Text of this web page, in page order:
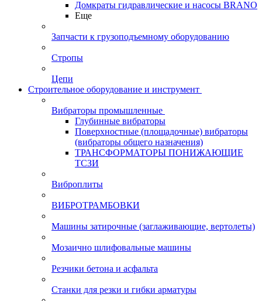
Домкраты гидравлические и насосы BRANO
Еще
Запчасти к грузоподъемному оборудованию
Стропы
Цепи
Строительное оборудование и инструмент
Вибраторы промышленные
Глубинные вибраторы
Поверхностные (площадочные) вибраторы
(вибраторы общего назначения)
ТРАНСФОРМАТОРЫ ПОНИЖАЮЩИЕ
ТСЗИ
Виброплиты
ВИБРОТРАМБОВКИ
Машины затирочные (заглаживающие, вертолеты)
Мозаично шлифовальные машины
Резчики бетона и асфальта
Станки для резки и гибки арматуры